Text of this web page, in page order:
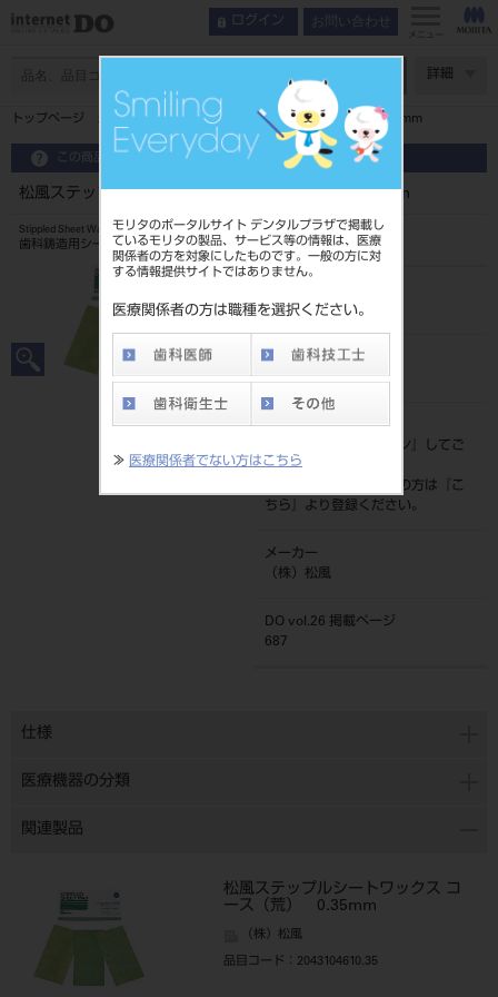
モリタのポータルサイト デンタルプラザで掲載し
ているモリタの製品、サービス等の情報は、医療
関係者の方を対象にしたものです。一般の方に対
する情報提供サイトではありません。
医療関係者の方は職種を選択ください。
≫ 医療関係者でない方はこちら
ログイン お問い合わせ
メニュー
詳細
トップページ 松風ステップルシートワックス コース（荒） 0.40mm
この商品に関するお問い合わせ
松風ステップルシートワックス コース（荒） 0.40mm
Stippled Sheet Wax
歯科鋳造用シートワックス
2043104610.40
JAN/EANコード
標準価格
ログイン
』してご
覧ください。
ネット会員登録がまだの方は『
こ
ちら
』より登録ください。
メーカー
（株）松風
DO vol.26 掲載ページ
687
仕様
医療機器の分類
関連製品
松風ステップルシートワックス コ
ース（荒） 0.35mm
（株）松風
品目コード ：2043104610.35